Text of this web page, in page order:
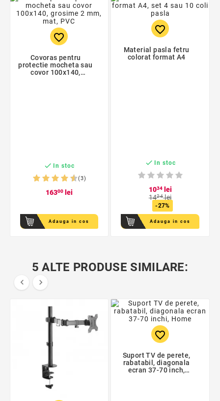
favorite_border
Covoras pentru
protectie mocheta sau
covor 100x140,
 In stoc
(3)
16300lei
Adauga in cos
favorite_border
Material pasla fetru
colorat format A4
 In stoc
1034lei
1424lei
-27%
Adauga in cos
5 ALTE PRODUSE SIMILARE:
 
favorite_border
Suport TV de perete,
rabatabil, diagonala
ecran 37-70 inch,